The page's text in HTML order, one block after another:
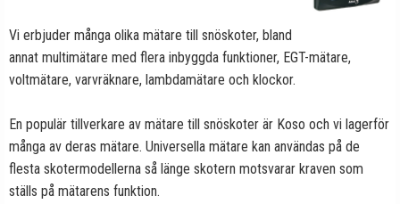
Vi erbjuder många olika mätare till snöskoter, bland
annat multimätare med flera inbyggda funktioner, EGT-mätare,
voltmätare, varvräknare, lambdamätare och klockor.
En populär tillverkare av mätare till snöskoter är Koso och vi lagerför
många av deras mätare. Universella mätare kan användas på de
flesta skotermodellerna så länge skotern motsvarar kraven som
ställs på mätarens funktion.